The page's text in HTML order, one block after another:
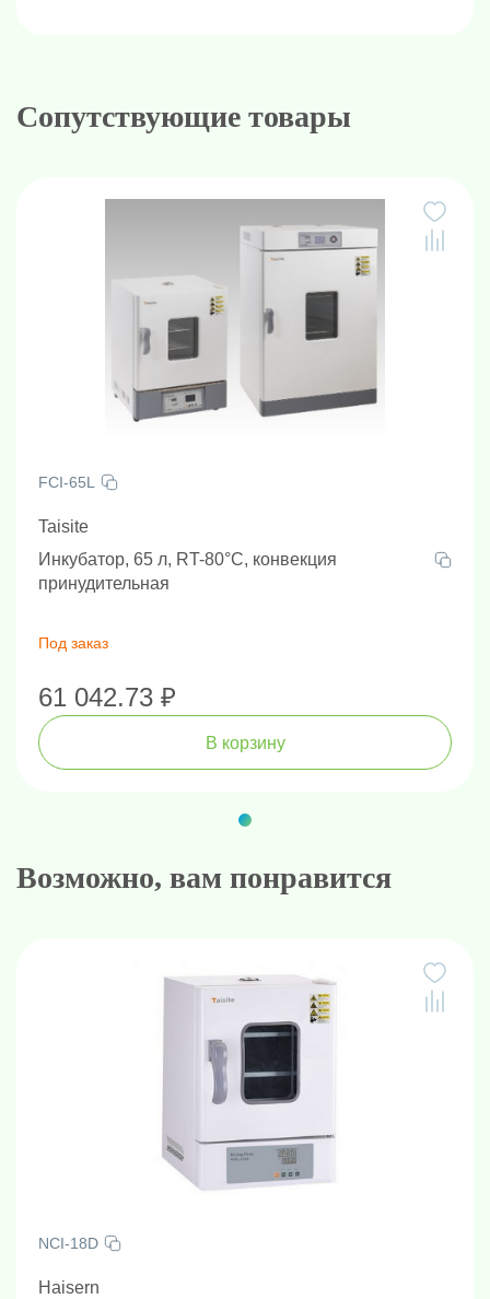
Сопутствующие товары
FCI-65L
Taisite
Инкубатор, 65 л, RT-80°C, конвекция
принудительная
Под заказ
61 042.73 ₽
В корзину
Возможно, вам понравится
NCI-18D
Haisern